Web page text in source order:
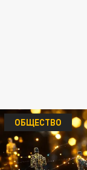
ОБЩЕСТВО